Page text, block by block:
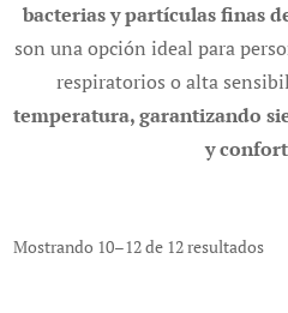
bacterias y partículas finas
son una opción ideal para
respiratorios o alta
temperatura, garantizando
y
Mostrando 10–12 de 12 resultados